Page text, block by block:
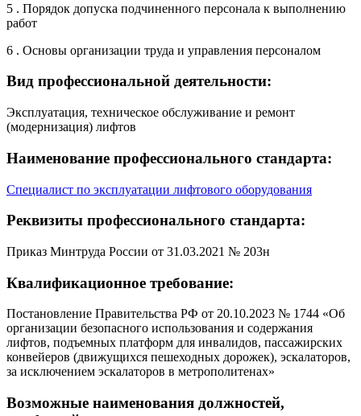
5 . Порядок допуска подчиненного персонала к выполнению
работ
6 . Основы организации труда и управления персоналом
Вид профессиональной деятельности:
Эксплуатация, техническое обслуживание и ремонт
(модернизация) лифтов
Наименование профессионального стандарта:
Специалист по эксплуатации лифтового оборудования
Реквизиты профессионального стандарта:
Приказ Минтруда России от 31.03.2021 № 203н
Квалификационное требование:
Постановление Правительства РФ от 20.10.2023 № 1744 «Об
организации безопасного использования и содержания
лифтов, подъемных платформ для инвалидов, пассажирских
конвейеров (движущихся пешеходных дорожек), эскалаторов,
за исключением эскалаторов в метрополитенах»
Возможные наименования должностей,